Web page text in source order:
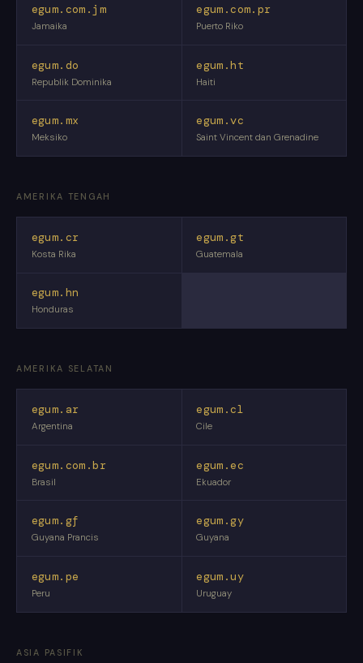
egum.com.jm
Jamaika
egum.com.pr
Puerto Riko
egum.do
Republik Dominika
egum.ht
Haiti
egum.mx
Meksiko
egum.vc
Saint Vincent dan Grenadine
AMERIKA TENGAH
egum.cr
Kosta Rika
egum.gt
Guatemala
egum.hn
Honduras
AMERIKA SELATAN
egum.ar
Argentina
egum.cl
Cile
egum.com.br
Brasil
egum.ec
Ekuador
egum.gf
Guyana Prancis
egum.gy
Guyana
egum.pe
Peru
egum.uy
Uruguay
ASIA PASIFIK